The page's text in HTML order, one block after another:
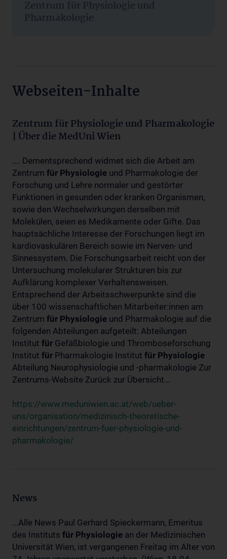
Zentrum für Physiologie und
Pharmakologie
Webseiten-Inhalte
Zentrum für Physiologie und Pharmakologie
| Über die MedUni Wien
.... Dementsprechend widmet sich die Arbeit am
Zentrum für Physiologie und Pharmakologie der
Forschung und Lehre normaler und gestörter
Funktionen in gesunden oder kranken Organismen,
sowie den Wechselwirkungen derselben mit
Molekülen, seien es Medikamente oder Gifte. Das
hauptsächliche Interesse der Forschungen liegt im
kardiovaskulären Bereich sowie im Nerven- und
Sinnessystem. Die Forschungsarbeit reicht von der
Untersuchung molekularer Strukturen bis zur
Aufklärung komplexer Verhaltensweisen.
Entsprechend der Arbeitsschwerpunkte sind die
über 100 wissenschaftlichen Mitarbeiter:innen am
Zentrum für Physiologie und Pharmakologie auf die
folgenden Abteilungen aufgeteilt: Abteilungen
Institut für Gefäßbiologie und Thromboseforschung
Institut für Pharmakologie Institut für Physiologie
Abteilung Neurophysiologie und -pharmakologie Zur
Zentrums-Website Zurück zur Übersicht...
https://www.meduniwien.ac.at/web/ueber-
uns/organisation/medizinisch-theoretische-
einrichtungen/zentrum-fuer-physiologie-und-
pharmakologie/
News
...Alle News Paul Gerhard Spieckermann, Emeritus
des Instituts für Physiologie an der Medizinischen
Universität Wien, ist vergangenen Freitag im Alter von